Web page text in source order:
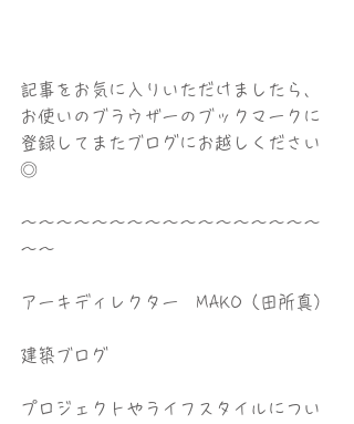
記事をお気に入りいただけましたら、
お使いのブラウザーのブックマークに
登録してまたブログにお越しください
◎
〜〜〜〜〜〜〜〜〜〜〜〜〜〜〜〜〜
〜〜
アーキディレクター　MAKO（田所真）
建築ブログ
プロジェクトやライフスタイルについ